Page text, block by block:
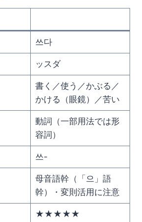
쓰다
ッスダ
書く／使う／かぶる／
かける（眼鏡）／苦い
動詞（一部用法では形
容詞）
쓰-
母音語幹（「으」語
幹）・変則活用に注意
★★★★★